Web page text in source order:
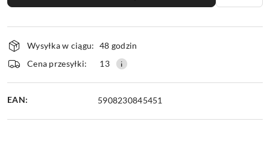
Dostępność
i
dostawa
Wysyłka w ciągu: 48 godzin
Cena przesyłki:
13
EAN: 5908230845451